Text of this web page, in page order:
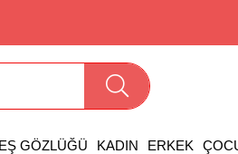
GÖZLÜĞÜ KADIN ERKEK